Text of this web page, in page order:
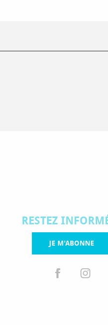
RESTEZ
JE M'ABONNE